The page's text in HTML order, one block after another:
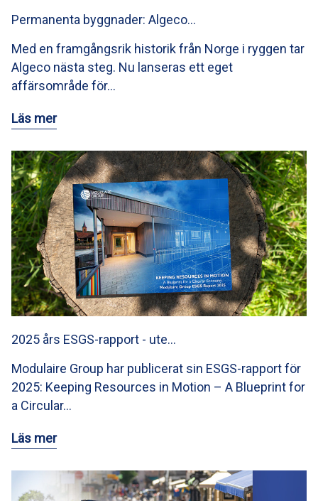
Permanenta byggnader: Algeco…
Med en framgångsrik historik från Norge i ryggen tar
Algeco nästa steg. Nu lanseras ett eget
affärsområde för…
Läs mer
2025 års ESGS-rapport - ute…
Modulaire Group har publicerat sin ESGS-rapport för
2025: Keeping Resources in Motion – A Blueprint for
a Circular…
Läs mer